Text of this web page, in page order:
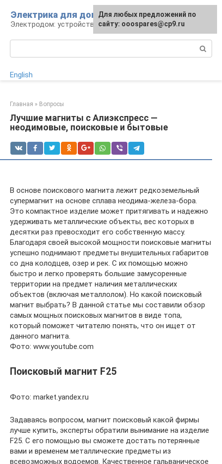
контенту
Электрика для дома
Электродом: устройства, кабели, ремонт
English
Главная » Вопросы
Лучшие магниты с Алиэкспресс —
неодимовые, поисковые и бытовые
В основе поискового магнита лежит редкоземельный
супермагнит на основе сплава неодима-железа-бора.
Это компактное изделие может притягивать и надежно
удерживать металлические объекты, вес которых в
десятки раз превосходит его собственную массу.
Благодаря своей высокой мощности поисковые магниты
успешно поднимают предметы внушительных габаритов
со дна колодцев, озер и рек. С их помощью можно
быстро и легко проверять большие замусоренные
территории на предмет наличия металлических
объектов (включая металлолом). Но какой поисковый
магнит выбрать? В данной статье мы составили обзор
самых мощных поисковых магнитов в виде топа,
который поможет читателю понять, что он ищет от
данного магнита.
Фото: www.youtube.com
Поисковый магнит F25
Фото: market.yandex.ru
Задаваясь вопросом, магнит поисковый какой фирмы
лучше купить, эксперты обратили вынимание на изделие
F25. С его помощью вы сможете достать потерянные
вами и временем металлические предметы из
всевозможных водоемов. Качественное гальваническое
Для любых предложений по
сайту: ooospares@cp9.ru